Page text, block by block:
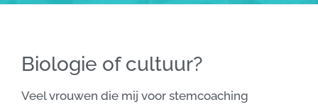
Biologie of cultuur?
Veel vrouwen die mij voor stemcoaching